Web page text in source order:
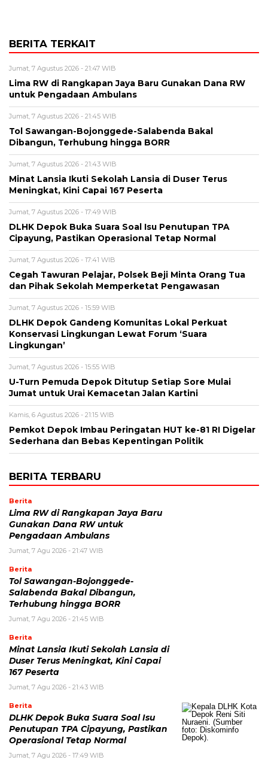
BERITA TERKAIT
Jumat, 7 Agustus 2026 - 21:47 WIB
Lima RW di Rangkapan Jaya Baru Gunakan Dana RW
untuk Pengadaan Ambulans
Jumat, 7 Agustus 2026 - 21:45 WIB
Tol Sawangan-Bojonggede-Salabenda Bakal
Dibangun, Terhubung hingga BORR
Jumat, 7 Agustus 2026 - 21:43 WIB
Minat Lansia Ikuti Sekolah Lansia di Duser Terus
Meningkat, Kini Capai 167 Peserta
Jumat, 7 Agustus 2026 - 17:49 WIB
DLHK Depok Buka Suara Soal Isu Penutupan TPA
Cipayung, Pastikan Operasional Tetap Normal
Jumat, 7 Agustus 2026 - 17:41 WIB
Cegah Tawuran Pelajar, Polsek Beji Minta Orang Tua
dan Pihak Sekolah Memperketat Pengawasan
Jumat, 7 Agustus 2026 - 15:59 WIB
DLHK Depok Gandeng Komunitas Lokal Perkuat
Konservasi Lingkungan Lewat Forum ‘Suara
Lingkungan’
Jumat, 7 Agustus 2026 - 15:55 WIB
U-Turn Pemuda Depok Ditutup Setiap Sore Mulai
Jumat untuk Urai Kemacetan Jalan Kartini
Kamis, 6 Agustus 2026 - 21:15 WIB
Pemkot Depok Imbau Peringatan HUT ke-81 RI Digelar
Sederhana dan Bebas Kepentingan Politik
BERITA TERBARU
Berita
Lima RW di Rangkapan Jaya Baru
Gunakan Dana RW untuk
Pengadaan Ambulans
Jumat, 7 Agu 2026 - 21:47 WIB
Berita
Tol Sawangan-Bojonggede-
Salabenda Bakal Dibangun,
Terhubung hingga BORR
Jumat, 7 Agu 2026 - 21:45 WIB
Berita
Minat Lansia Ikuti Sekolah Lansia di
Duser Terus Meningkat, Kini Capai
167 Peserta
Jumat, 7 Agu 2026 - 21:43 WIB
Berita
DLHK Depok Buka Suara Soal Isu
Penutupan TPA Cipayung, Pastikan
Operasional Tetap Normal
Jumat, 7 Agu 2026 - 17:49 WIB